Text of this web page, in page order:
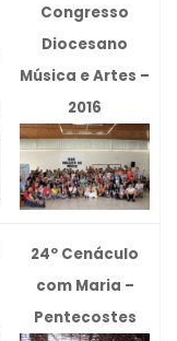
Congresso
Diocesano
Música e Artes –
2016
24º Cenáculo
com Maria –
Pentecostes